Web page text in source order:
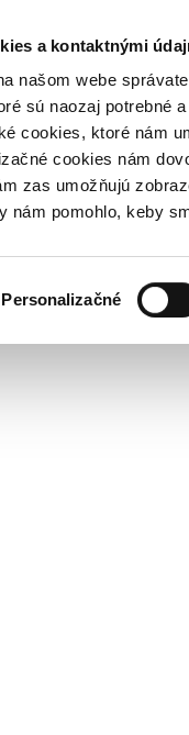
a kontaktnými
našom webe
sú naozaj potrebné
cookies, ktoré nám
cookies nám
zas umožňujú
nám pomohlo, keby
Personalizačné